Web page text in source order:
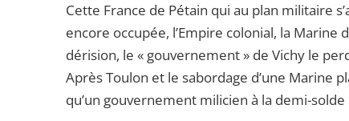
Cette France de Pétain qui au plan militaire
encore occupée, l’Empire colonial, la
dérision, le « gouvernement » de Vichy le
Après Toulon et le sabordage d’une Marine
qu’un gouvernement milicien à la demi-solde